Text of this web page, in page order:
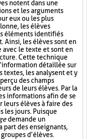
notent dans une
et les arguments
eux ou les plus
les élèves
éléments identifiés
Ainsi, les élèves sont en
avec le texte et sont en
Cette technique
détaillée sur
textes, les analysent et y
des champs
de leurs élèves. Par la
informations afin de se
leurs élèves à faire des
les jours. Puisque
demande un
part des enseignants,
d’élèves.